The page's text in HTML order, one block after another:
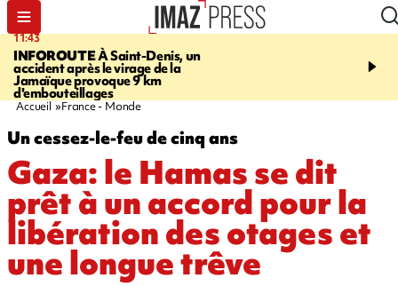
11:43
INFOROUTEÀ Saint-Denis, un
accident après le virage de la
Jamaïque provoque 9 km
d'embouteillages
16:35
gendarmes évacuent
Accueil France - Monde
Un cessez-le-feu de cinq ans
Gaza: le Hamas se dit
prêt à un accord pour la
libération des otages et
une longue trêve